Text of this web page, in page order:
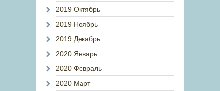
2019 Октябрь
2019 Ноябрь
2019 Декабрь
2020 Январь
2020 Февраль
2020 Март